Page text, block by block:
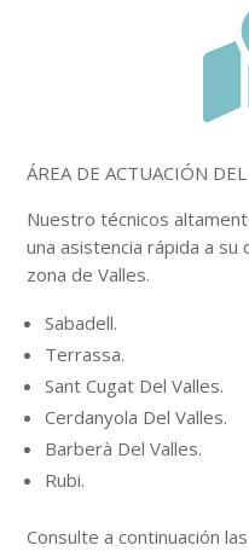
ÁREA DE ACTUACIÓN
Nuestrotécnicos
una asistencia rápida a su
zona de Valles.
Sabadell.
Terrassa.
Sant Cugat Del Valles.
Cerdanyola Del Valles.
Barberà Del Valles.
Rubi.
Consulte a continuación